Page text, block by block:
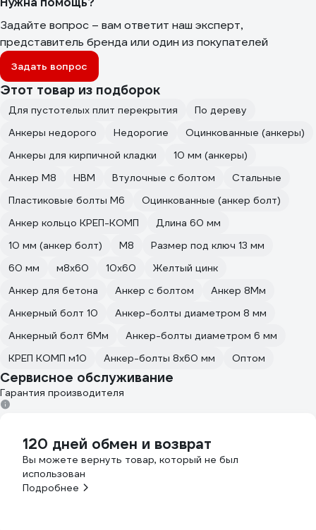
Задайте вопрос – вам ответит наш эксперт,
представитель бренда или один из покупателей
Задать вопрос
Этот товар из подборок
Для пустотелых плит перекрытия
По дереву
Анкеры недорого
Недорогие
Оцинкованные (анкеры)
Анкеры для кирпичной кладки
10 мм (анкеры)
Анкер М8
HBM Втулочные с болтом
Стальные
Пластиковые болты М6
Оцинкованные (анкер болт)
Анкер кольцо КРЕП-КОМП
Длина 60 мм
10 мм (анкер болт)
М8
Размер под ключ 13 мм
60 мм
м8х60 10х60
Желтый цинк
Анкер для бетона
Анкер с болтом
Анкер 8Мм
Анкерный болт 10
Анкер-болты диаметром 8 мм
Анкерный болт 6Мм
Анкер-болты диаметром 6 мм
КРЕП КОМП м10
Анкер-болты 8х60 мм Оптом
Сервисное обслуживание
Гарантия производителя
120 дней обмен и возврат
Вы можете вернуть товар, который не был
использован
Подробнее